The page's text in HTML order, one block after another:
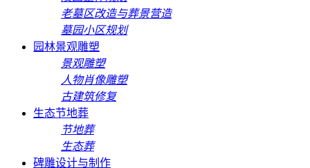
老墓区改造与葬景营造
墓园小区规划
园林景观雕塑
景观雕塑
人物肖像雕塑
古建筑修复
生态节地葬
节地葬
生态葬
碑雕设计与制作